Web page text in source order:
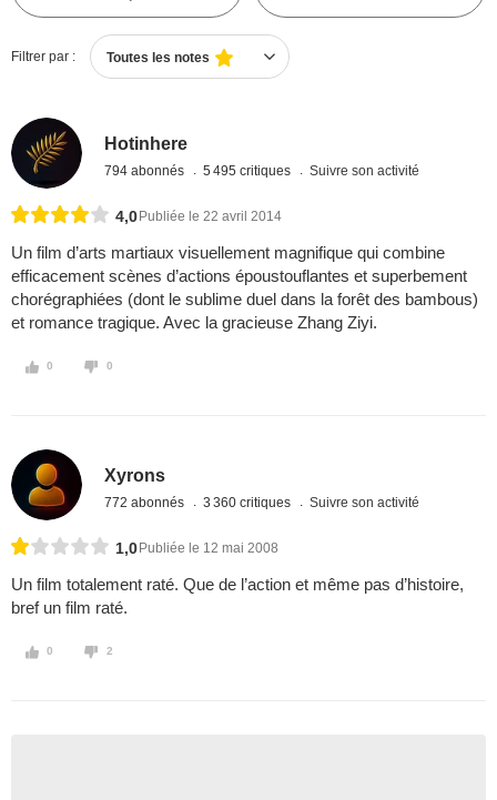
Filtrer par : Toutes les notes
Hotinhere
794 abonnés 5 495 critiques Suivre son activité
4,0 Publiée le 22 avril 2014
Un film d’arts martiaux visuellement magnifique qui combine
efficacement scènes d’actions époustouflantes et superbement
chorégraphiées (dont le sublime duel dans la forêt des bambous)
et romance tragique. Avec la gracieuse Zhang Ziyi.
0 0
Xyrons
772 abonnés 3 360 critiques Suivre son activité
1,0 Publiée le 12 mai 2008
Un film totalement raté. Que de l’action et même pas d’histoire,
bref un film raté.
0 2